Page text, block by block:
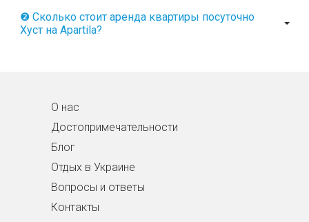
❷ Сколько стоит аренда квартиры посуточно
Хуст на Apartila?
О нас
Достопримечательности
Блог
Отдых в Украине
Вопросы и ответы
Контакты